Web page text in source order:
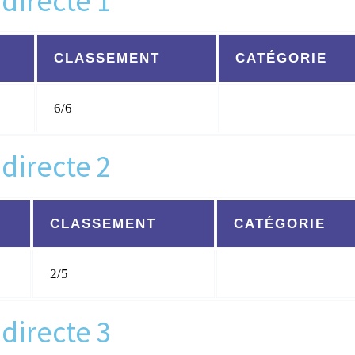
CLASSEMENT CATÉGORIE
6/6
2
CLASSEMENT CATÉGORIE
2/5
3